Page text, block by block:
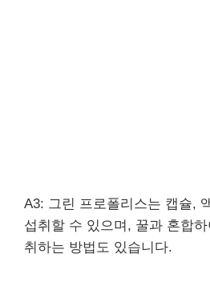
A3: 그린 프로폴리스는 캡슐,
섭취할 수 있으며, 꿀과 혼합
취하는 방법도 있습니다.